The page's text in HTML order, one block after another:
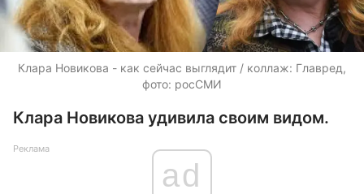
Клара Новикова - как сейчас выглядит / коллаж: Главред,
фото: росСМИ
Клара Новикова удивила своим видом.
Реклама
ad